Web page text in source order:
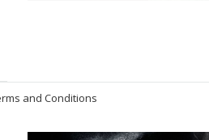
and Conditions